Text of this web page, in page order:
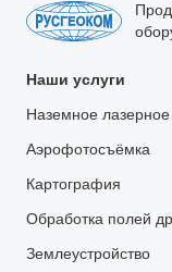
Наши услуги
Наземное
Аэрофотосъёмка
Картография
Обработка полей
Землеустройство